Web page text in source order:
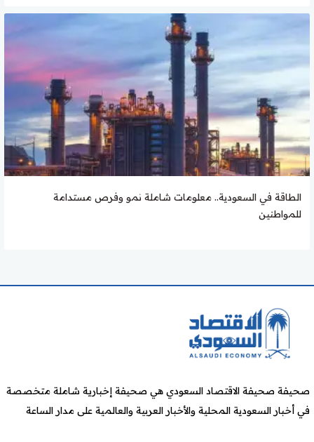
الطاقة في السعودية.. معلومات شاملة نمو وفرص مستدامة
للمواطنين
صحيفة صحيفة الاقتصاد السعودي هي صحيفة إخبارية شاملة متخصصة
في أخبار السعودية المحلية والأخبار العربية والعالمية على مدار الساعة